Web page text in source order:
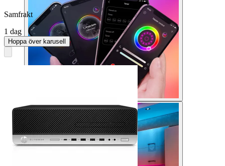
Samfrakt
1 dag
Hoppa över karusell